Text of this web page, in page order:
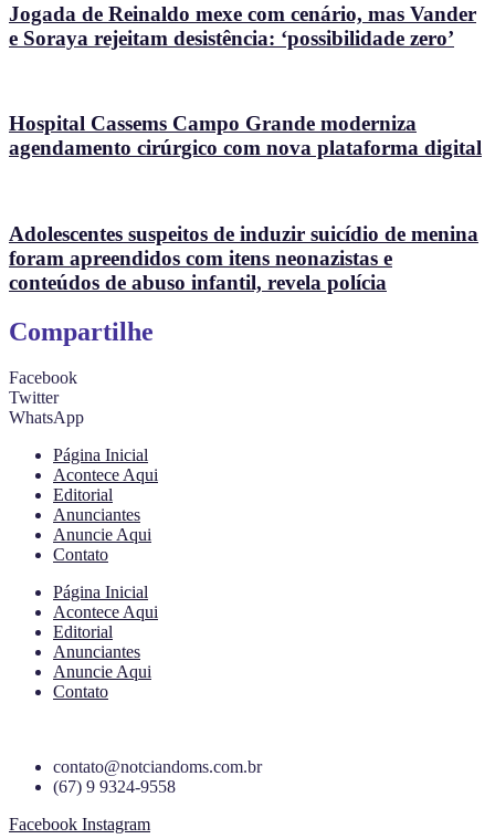
Jogada de Reinaldo mexe com cenário, mas Vander
e Soraya rejeitam desistência: ‘possibilidade zero’
Hospital Cassems Campo Grande moderniza
agendamento cirúrgico com nova plataforma digital
Adolescentes suspeitos de induzir suicídio de menina
foram apreendidos com itens neonazistas e
conteúdos de abuso infantil, revela polícia
Compartilhe
Facebook
Twitter
WhatsApp
Página Inicial
Acontece Aqui
Editorial
Anunciantes
Anuncie Aqui
Contato
Página Inicial
Acontece Aqui
Editorial
Anunciantes
Anuncie Aqui
Contato
contato@notciandoms.com.br
(67) 9 9324-9558
Facebook Instagram